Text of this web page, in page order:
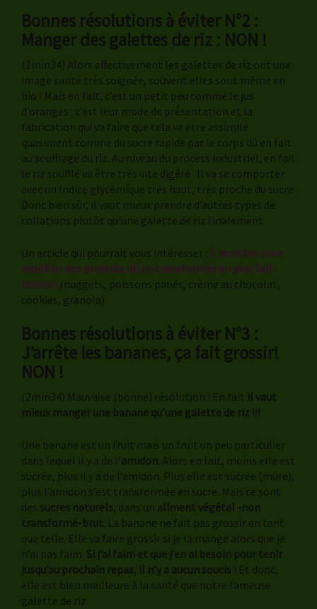
Bonnes résolutions à éviter N°2 :
Manger des galettes de riz : NON !
(1min34) Alors effectivement les galettes de riz ont une
image santé très soignée, souvent elles sont même en
bio ! Mais en fait, c’est un petit peu comme le jus
d’oranges : c’est leur mode de présentation et la
fabrication qui va faire que cela va être assimilé
quasiment comme du sucre rapide par le corps dû en fait
au soufflage du riz. Au niveau du process industriel, en fait
le riz soufflé va être très vite digéré . Il va se comporter
avec un Indice glycémique très haut, très proche du sucre.
Donc bien sûr, il vaut mieux prendre d’autres types de
collations plutôt qu’une galette de riz finalement.
Un article qui pourrait vous intéresser : 5 recettes pour
modifier des produits ultra-transformés en plat fait-
maison (nuggets, poissons panés, crème au chocolat,
cookies, granola)
Bonnes résolutions à éviter N°3 :
J’arrête les bananes, ça fait grossir!
NON !
(2min34) Mauvaise (bonne) résolution ! En fait il vaut
mieux manger une banane qu’une galette de riz !!!
Une banane est un fruit mais un fruit un peu particulier
dans lequel il y a de l’amidon. Alors en fait, moins elle est
sucrée, plus il y a de l’amidon. Plus elle est sucrée (mûre),
plus l’amidon s’est transformée en sucre. Mais ce sont
des sucres naturels, dans un aliment végétal -non
transformé-brut. La banane ne fait pas grossir en tant
que telle. Elle va faire grossir si je la mange alors que je
n’ai pas faim. Si j’ai faim et que j’en ai besoin pour tenir
jusqu’au prochain repas, il n’y a aucun soucis ! Et donc,
elle est bien meilleure à la santé que notre fameuse
galette de riz.